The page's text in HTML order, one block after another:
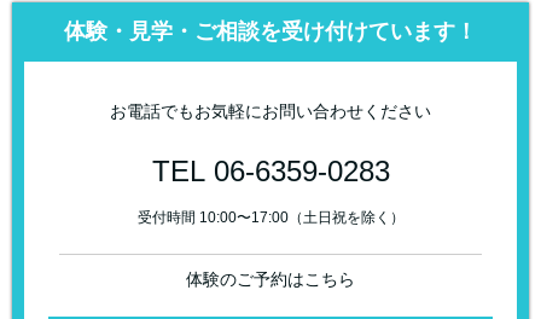
体験・見学・ご相談を受け付けています！
お電話でもお気軽にお問い合わせください
TEL 06-6359-0283
受付時間 10:00〜17:00（土日祝を除く）
体験のご予約はこちら